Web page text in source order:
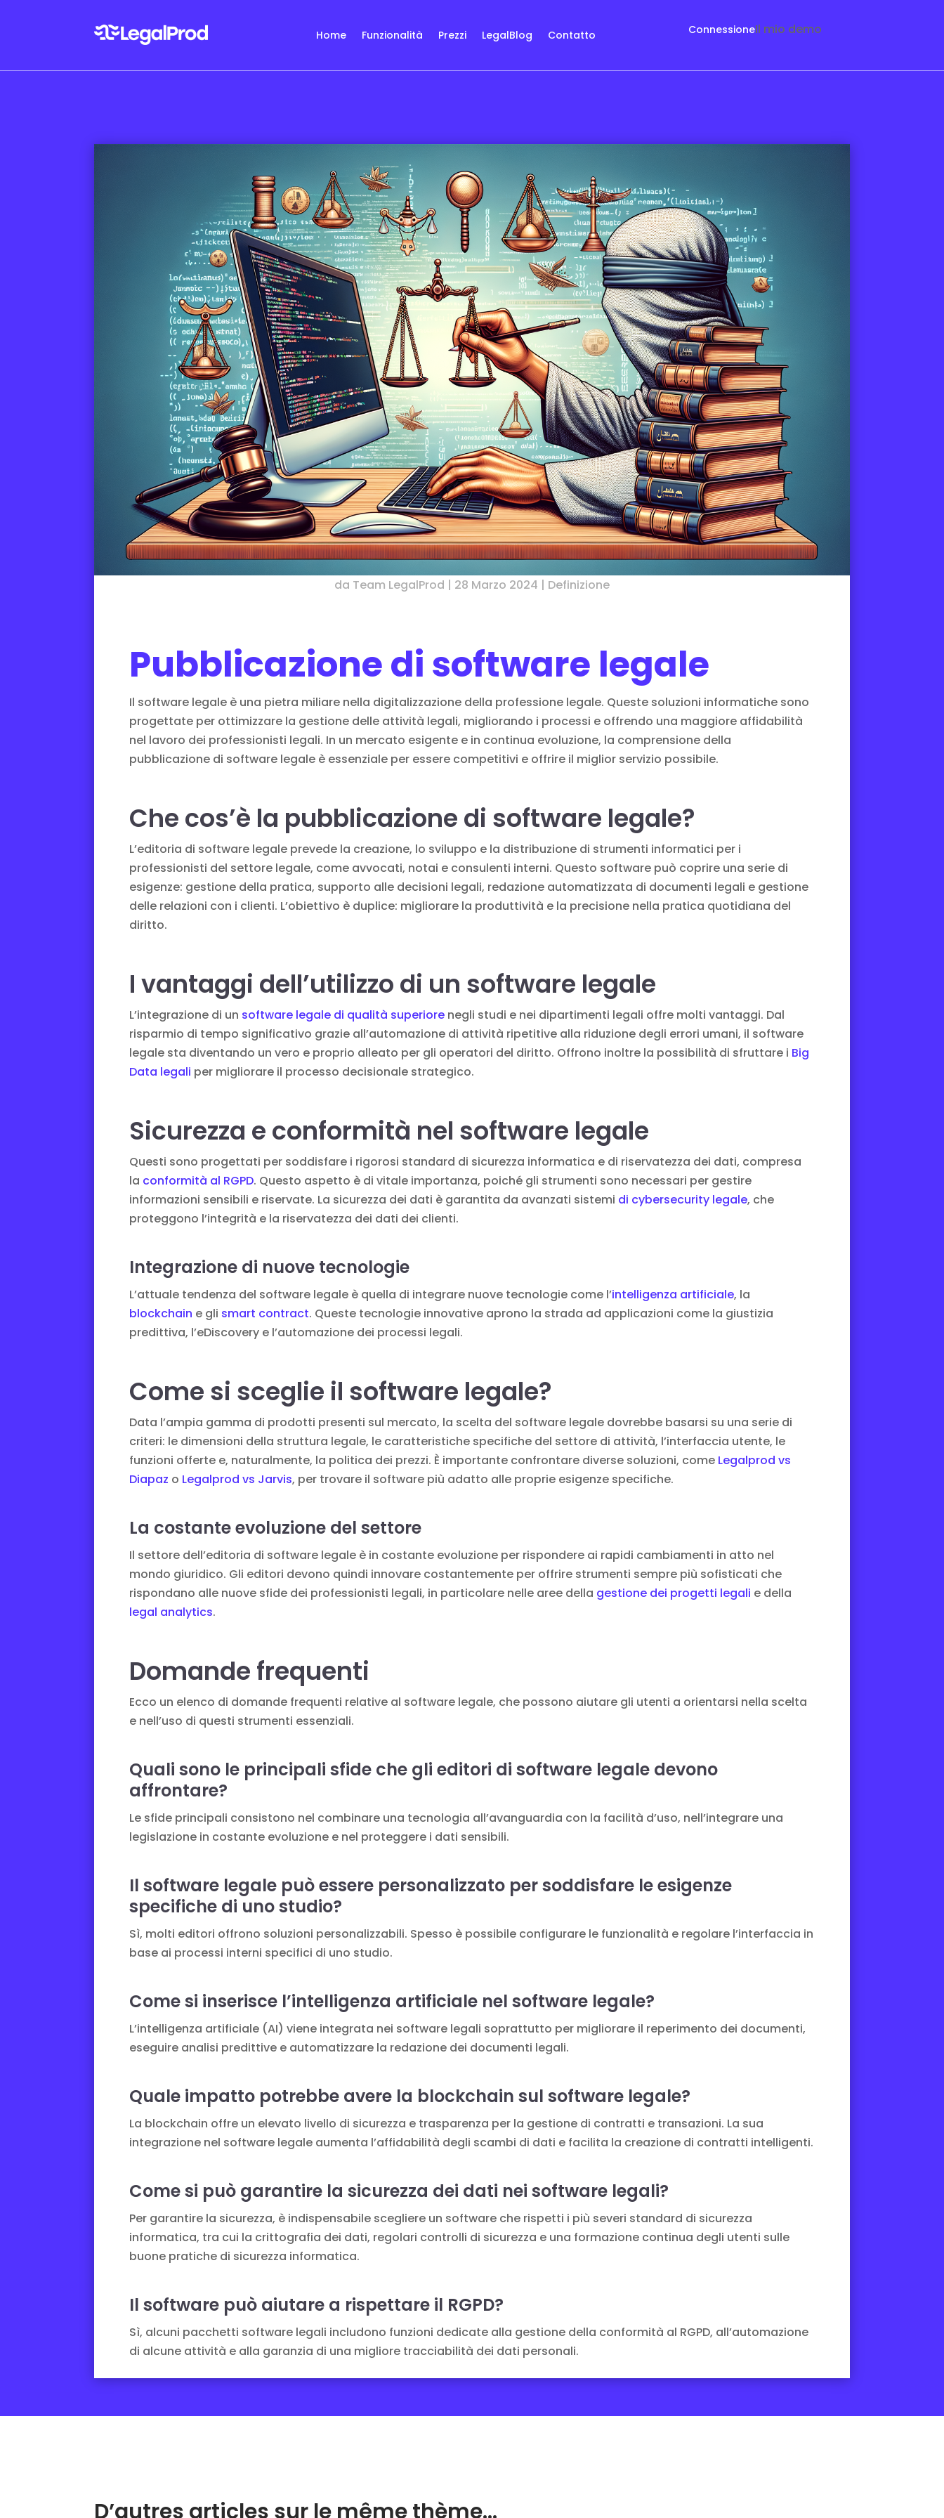
Home Funzionalità Prezzi LegalBlog Contatto ConnessioneIl mio demo
da Team LegalProd | 28 Marzo 2024 | Definizione
Pubblicazione di software legale
Il software legale è una pietra miliare nella digitalizzazione della professione legale. Queste soluzioni informatiche sono
progettate per ottimizzare la gestione delle attività legali, migliorando i processi e offrendo una maggiore affidabilità
nel lavoro dei professionisti legali. In un mercato esigente e in continua evoluzione, la comprensione della
pubblicazione di software legale è essenziale per essere competitivi e offrire il miglior servizio possibile.
Che cos’è la pubblicazione di software legale?
L’editoria di software legale prevede la creazione, lo sviluppo e la distribuzione di strumenti informatici per i
professionisti del settore legale, come avvocati, notai e consulenti interni. Questo software può coprire una serie di
esigenze: gestione della pratica, supporto alle decisioni legali, redazione automatizzata di documenti legali e gestione
delle relazioni con i clienti. L’obiettivo è duplice: migliorare la produttività e la precisione nella pratica quotidiana del
diritto.
I vantaggi dell’utilizzo di un software legale
L’integrazione di un software legale di qualità superiore negli studi e nei dipartimenti legali offre molti vantaggi. Dal
risparmio di tempo significativo grazie all’automazione di attività ripetitive alla riduzione degli errori umani, il software
legale sta diventando un vero e proprio alleato per gli operatori del diritto. Offrono inoltre la possibilità di sfruttare i Big
Data legali per migliorare il processo decisionale strategico.
Sicurezza e conformità nel software legale
Questi sono progettati per soddisfare i rigorosi standard di sicurezza informatica e di riservatezza dei dati, compresa
la conformità al RGPD. Questo aspetto è di vitale importanza, poiché gli strumenti sono necessari per gestire
informazioni sensibili e riservate. La sicurezza dei dati è garantita da avanzati sistemi di cybersecurity legale, che
proteggono l’integrità e la riservatezza dei dati dei clienti.
Integrazione di nuove tecnologie
L’attuale tendenza del software legale è quella di integrare nuove tecnologie come l’intelligenza artificiale, la
blockchain e gli smart contract. Queste tecnologie innovative aprono la strada ad applicazioni come la giustizia
predittiva, l’eDiscovery e l’automazione dei processi legali.
Come si sceglie il software legale?
Data l’ampia gamma di prodotti presenti sul mercato, la scelta del software legale dovrebbe basarsi su una serie di
criteri: le dimensioni della struttura legale, le caratteristiche specifiche del settore di attività, l’interfaccia utente, le
funzioni offerte e, naturalmente, la politica dei prezzi. È importante confrontare diverse soluzioni, come Legalprod vs
Diapaz o Legalprod vs Jarvis, per trovare il software più adatto alle proprie esigenze specifiche.
La costante evoluzione del settore
Il settore dell’editoria di software legale è in costante evoluzione per rispondere ai rapidi cambiamenti in atto nel
mondo giuridico. Gli editori devono quindi innovare costantemente per offrire strumenti sempre più sofisticati che
rispondano alle nuove sfide dei professionisti legali, in particolare nelle aree della gestione dei progetti legali e della
legal analytics.
Domande frequenti
Ecco un elenco di domande frequenti relative al software legale, che possono aiutare gli utenti a orientarsi nella scelta
e nell’uso di questi strumenti essenziali.
Quali sono le principali sfide che gli editori di software legale devono
affrontare?
Le sfide principali consistono nel combinare una tecnologia all’avanguardia con la facilità d’uso, nell’integrare una
legislazione in costante evoluzione e nel proteggere i dati sensibili.
Il software legale può essere personalizzato per soddisfare le esigenze
specifiche di uno studio?
Sì, molti editori offrono soluzioni personalizzabili. Spesso è possibile configurare le funzionalità e regolare l’interfaccia in
base ai processi interni specifici di uno studio.
Come si inserisce l’intelligenza artificiale nel software legale?
L’intelligenza artificiale (AI) viene integrata nei software legali soprattutto per migliorare il reperimento dei documenti,
eseguire analisi predittive e automatizzare la redazione dei documenti legali.
Quale impatto potrebbe avere la blockchain sul software legale?
La blockchain offre un elevato livello di sicurezza e trasparenza per la gestione di contratti e transazioni. La sua
integrazione nel software legale aumenta l’affidabilità degli scambi di dati e facilita la creazione di contratti intelligenti.
Come si può garantire la sicurezza dei dati nei software legali?
Per garantire la sicurezza, è indispensabile scegliere un software che rispetti i più severi standard di sicurezza
informatica, tra cui la crittografia dei dati, regolari controlli di sicurezza e una formazione continua degli utenti sulle
buone pratiche di sicurezza informatica.
Il software può aiutare a rispettare il RGPD?
Sì, alcuni pacchetti software legali includono funzioni dedicate alla gestione della conformità al RGPD, all’automazione
di alcune attività e alla garanzia di una migliore tracciabilità dei dati personali.
D’autres articles sur le même thème…